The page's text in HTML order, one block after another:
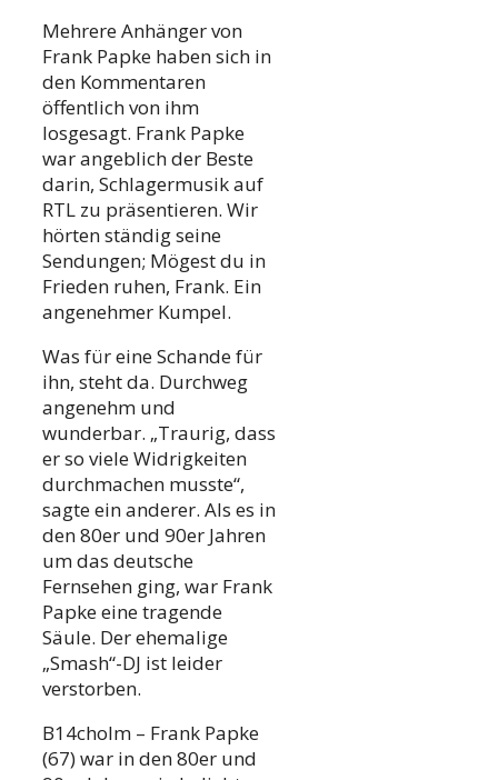
Mehrere Anhänger von
Frank Papke haben sich in
den Kommentaren
öffentlich von ihm
losgesagt. Frank Papke
war angeblich der Beste
darin, Schlagermusik auf
RTL zu präsentieren. Wir
hörten ständig seine
Sendungen; Mögest du in
Frieden ruhen, Frank. Ein
angenehmer Kumpel.
Was für eine Schande für
ihn, steht da. Durchweg
angenehm und
wunderbar. „Traurig, dass
er so viele Widrigkeiten
durchmachen musste“,
sagte ein anderer. Als es in
den 80er und 90er Jahren
um das deutsche
Fernsehen ging, war Frank
Papke eine tragende
Säule. Der ehemalige
„Smash“-DJ ist leider
verstorben.
B14cholm – Frank Papke
(67) war in den 80er und